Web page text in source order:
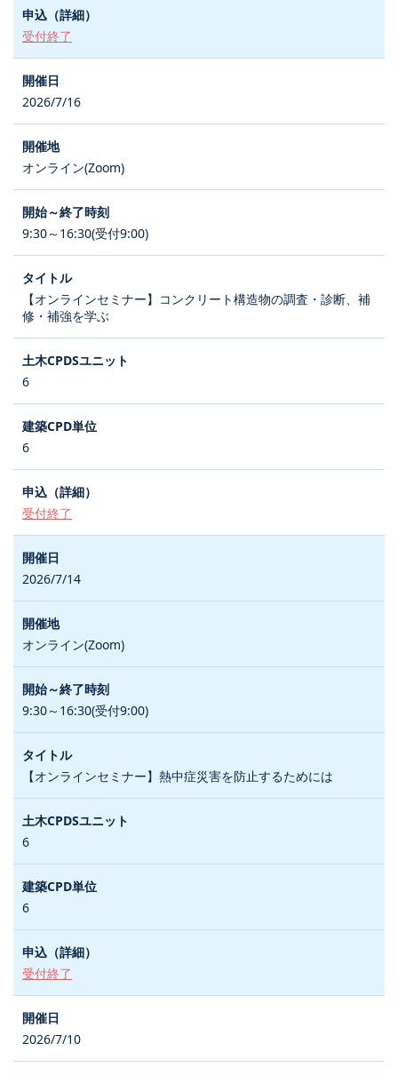
受付終了
2026/7/16
オンライン(Zoom)
9:30～16:30(受付9:00)
【オンラインセミナー】コンクリート構造物の調査・診断、補
修・補強を学ぶ
6
6
受付終了
2026/7/14
オンライン(Zoom)
9:30～16:30(受付9:00)
【オンラインセミナー】熱中症災害を防止するためには
6
6
受付終了
2026/7/10